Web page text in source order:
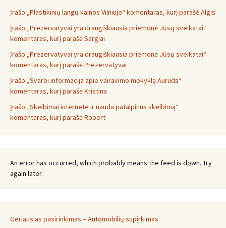
Įrašo „Plastikinių langų kainos Vilniuje“ komentaras, kurį parašė Algis
Įrašo „Prezervatyvai yra draugiškiausia priemonė Jūsų sveikatai“
komentaras, kurį parašė Sargiai
Įrašo „Prezervatyvai yra draugiškiausia priemonė Jūsų sveikatai“
komentaras, kurį parašė Prezervatyvai
Įrašo „Svarbi informacija apie vairavimo mokyklą Auruda“
komentaras, kurį parašė Kristina
Įrašo „Skelbimai internete ir nauda patalpinus skelbimą“
komentaras, kurį parašė Robert
An error has occurred, which probably means the feed is down. Try
again later.
Geriausias pasirinkimas – Automobilių supirkimas